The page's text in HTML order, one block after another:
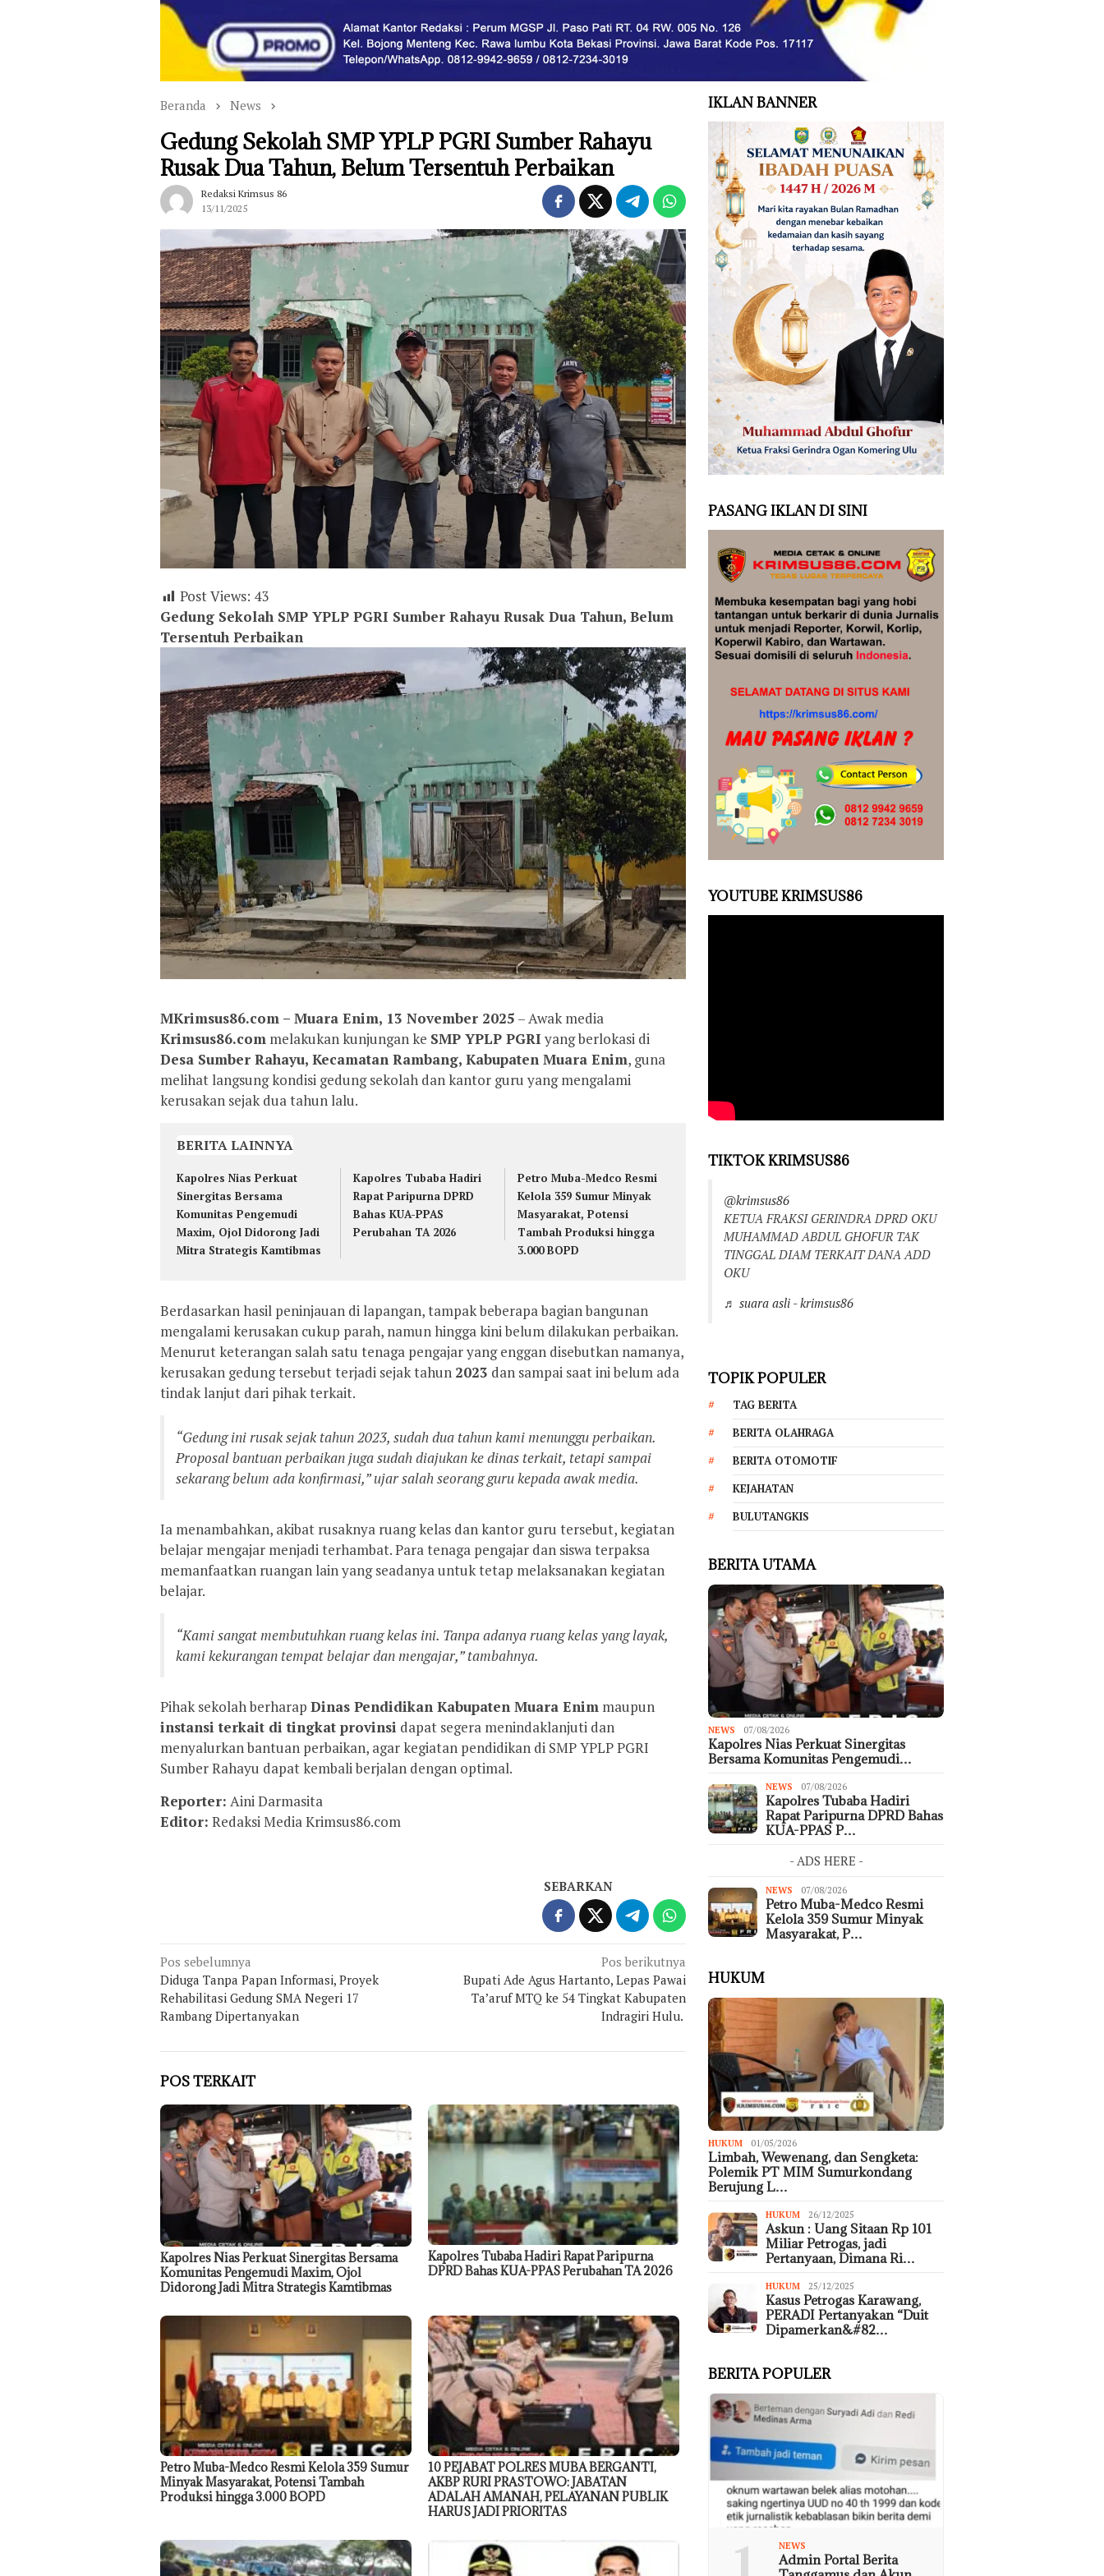
Beranda News
Gedung Sekolah SMP YPLP PGRI Sumber Rahayu
Rusak Dua Tahun, Belum Tersentuh Perbaikan
Redaksi Krimsus 86
13/11/2025
Post Views: 43
Gedung Sekolah SMP YPLP PGRI Sumber Rahayu Rusak Dua Tahun, Belum
Tersentuh Perbaikan
MKrimsus86.com – Muara Enim, 13 November 2025 – Awak media
Krimsus86.com melakukan kunjungan ke SMP YPLP PGRI yang berlokasi di
Desa Sumber Rahayu, Kecamatan Rambang, Kabupaten Muara Enim, guna
melihat langsung kondisi gedung sekolah dan kantor guru yang mengalami
kerusakan sejak dua tahun lalu.
BERITA LAINNYA
Kapolres Nias Perkuat
Sinergitas Bersama
Komunitas Pengemudi
Maxim, Ojol Didorong Jadi
Mitra Strategis Kamtibmas
Kapolres Tubaba Hadiri
Rapat Paripurna DPRD
Bahas KUA-PPAS
Perubahan TA 2026
Petro Muba-Medco Resmi
Kelola 359 Sumur Minyak
Masyarakat, Potensi
Tambah Produksi hingga
3.000 BOPD
Berdasarkan hasil peninjauan di lapangan, tampak beberapa bagian bangunan
mengalami kerusakan cukup parah, namun hingga kini belum dilakukan perbaikan.
Menurut keterangan salah satu tenaga pengajar yang enggan disebutkan namanya,
kerusakan gedung tersebut terjadi sejak tahun 2023 dan sampai saat ini belum ada
tindak lanjut dari pihak terkait.
“Gedung ini rusak sejak tahun 2023, sudah dua tahun kami menunggu perbaikan.
Proposal bantuan perbaikan juga sudah diajukan ke dinas terkait, tetapi sampai
sekarang belum ada konfirmasi,” ujar salah seorang guru kepada awak media.
Ia menambahkan, akibat rusaknya ruang kelas dan kantor guru tersebut, kegiatan
belajar mengajar menjadi terhambat. Para tenaga pengajar dan siswa terpaksa
memanfaatkan ruangan lain yang seadanya untuk tetap melaksanakan kegiatan
belajar.
“Kami sangat membutuhkan ruang kelas ini. Tanpa adanya ruang kelas yang layak,
kami kekurangan tempat belajar dan mengajar,” tambahnya.
Pihak sekolah berharap Dinas Pendidikan Kabupaten Muara Enim maupun
instansi terkait di tingkat provinsi dapat segera menindaklanjuti dan
menyalurkan bantuan perbaikan, agar kegiatan pendidikan di SMP YPLP PGRI
Sumber Rahayu dapat kembali berjalan dengan optimal.
Reporter: Aini Darmasita
Editor: Redaksi Media Krimsus86.com
SEBARKAN
Navigasi
pos
Pos sebelumnya
Diduga Tanpa Papan Informasi, Proyek
Rehabilitasi Gedung SMA Negeri 17
Rambang Dipertanyakan
Pos berikutnya
Bupati Ade Agus Hartanto, Lepas Pawai
Ta’aruf MTQ ke 54 Tingkat Kabupaten
Indragiri Hulu.
POS TERKAIT
Kapolres Nias Perkuat Sinergitas Bersama
Komunitas Pengemudi Maxim, Ojol
Didorong Jadi Mitra Strategis Kamtibmas
Kapolres Tubaba Hadiri Rapat Paripurna
DPRD Bahas KUA-PPAS Perubahan TA 2026
Petro Muba-Medco Resmi Kelola 359 Sumur
Minyak Masyarakat, Potensi Tambah
Produksi hingga 3.000 BOPD
10 PEJABAT POLRES MUBA BERGANTI,
AKBP RURI PRASTOWO: JABATAN
ADALAH AMANAH, PELAYANAN PUBLIK
HARUS JADI PRIORITAS
IKLAN BANNER
PASANG IKLAN DI SINI
YOUTUBE KRIMSUS86
TIKTOK KRIMSUS86
@krimsus86
KETUA FRAKSI GERINDRA DPRD OKU
MUHAMMAD ABDUL GHOFUR TAK
TINGGAL DIAM TERKAIT DANA ADD
OKU
♬ suara asli - krimsus86
TOPIK POPULER
TAG BERITA
BERITA OLAHRAGA
BERITA OTOMOTIF
KEJAHATAN
BULUTANGKIS
BERITA UTAMA
NEWS 07/08/2026
Kapolres Nias Perkuat Sinergitas
Bersama Komunitas Pengemudi…
NEWS 07/08/2026
Kapolres Tubaba Hadiri
Rapat Paripurna DPRD Bahas
KUA-PPAS P…
- ADS HERE -
NEWS 07/08/2026
Petro Muba-Medco Resmi
Kelola 359 Sumur Minyak
Masyarakat, P…
HUKUM
HUKUM 01/05/2026
Limbah, Wewenang, dan Sengketa:
Polemik PT MIM Sumurkondang
Berujung L…
HUKUM 26/12/2025
Askun : Uang Sitaan Rp 101
Miliar Petrogas, jadi
Pertanyaan, Dimana Ri…
HUKUM 25/12/2025
Kasus Petrogas Karawang,
PERADI Pertanyakan “Duit
Dipamerkan&#82…
BERITA POPULER
NEWS
Admin Portal Berita